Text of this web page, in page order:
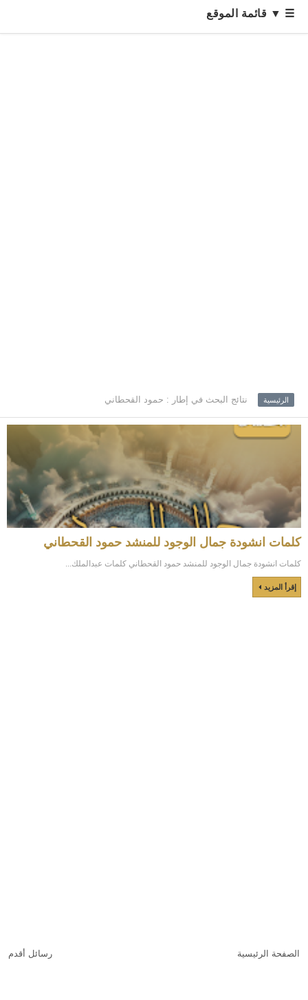
☰ ▼ قائمة الموقع
الرئيسية نتائج البحث في إطار : حمود القحطاني
كلمات انشودة جمال الوجود للمنشد حمود القحطاني
كلمات انشودة جمال الوجود للمنشد حمود القحطاني كلمات عبدالملك...
إقرأ المزيد
رسائل أقدم الصفحة الرئيسية